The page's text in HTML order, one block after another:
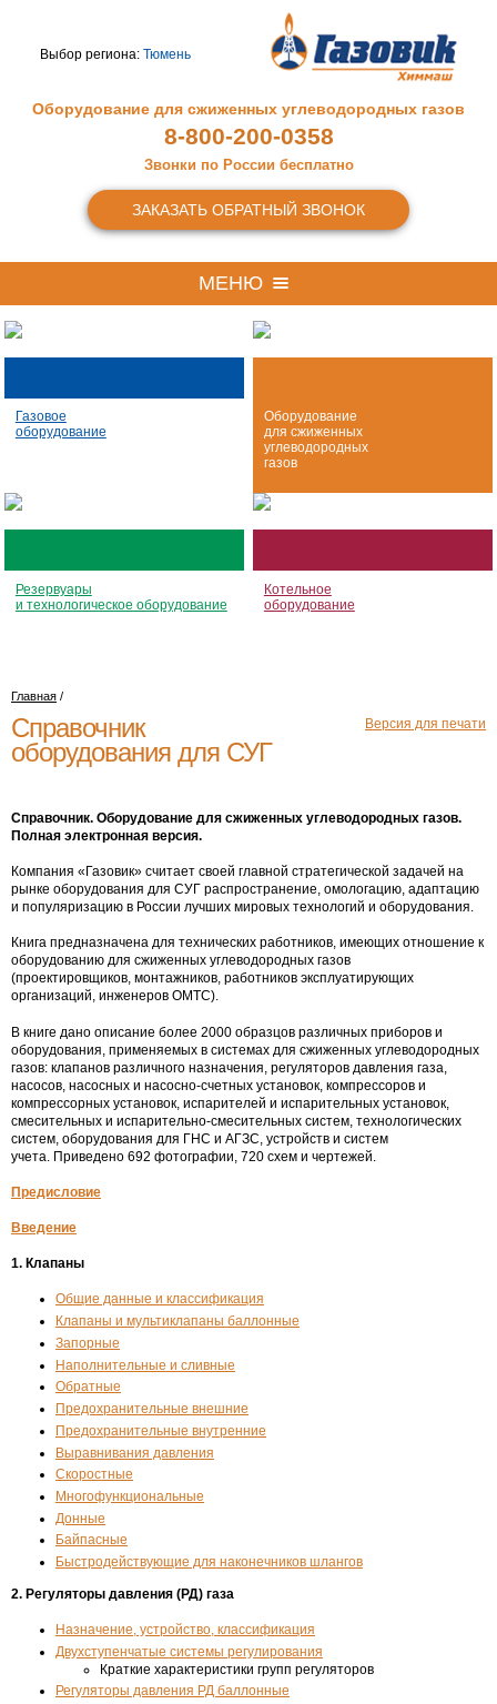
Выбор региона: Тюмень
Оборудование для сжиженных углеводородных газов
8-800-200-0358
Звонки по России бесплатно
ЗАКАЗАТЬ ОБРАТНЫЙ ЗВОНОК
МЕНЮ
Газовое
оборудование
Оборудование
для сжиженных
углеводородных
газов
Резервуары
и технологическое оборудование
Котельное
оборудование
Главная /
Версия для печати
Справочник
оборудования для СУГ
Справочник. Оборудование для сжиженных углеводородных газов.
Полная электронная версия.
Компания «Газовик» считает своей главной стратегической задачей на
рынке оборудования для СУГ распространение, омологацию, адаптацию
и популяризацию в России лучших мировых технологий и оборудования.
Книга предназначена для технических работников, имеющих отношение к
оборудованию для сжиженных углеводородных газов
(проектировщиков, монтажников, работников эксплуатирующих
организаций, инженеров ОМТС).
В книге дано описание более 2000 образцов различных приборов и
оборудования, применяемых в системах для сжиженных углеводородных
газов: клапанов различного назначения, регуляторов давления газа,
насосов, насосных и насосно-счетных установок, компрессоров и
компрессорных установок, испарителей и испарительных установок,
смесительных и испарительно-смесительных систем, технологических
систем, оборудования для ГНС и АГЗС, устройств и систем
учета. Приведено 692 фотографии, 720 схем и чертежей.
Предисловие
Введение
1. Клапаны
Общие данные и классификация
Клапаны и мультиклапаны баллонные
Запорные
Наполнительные и сливные
Обратные
Предохранительные внешние
Предохранительные внутренние
Выравнивания давления
Скоростные
Многофункциональные
Донные
Байпасные
Быстродействующие для наконечников шлангов
2. Регуляторы давления (РД) газа
Назначение, устройство, классификация
Двухступенчатые системы регулирования
Краткие характеристики групп регуляторов
Регуляторы давления РД баллонные